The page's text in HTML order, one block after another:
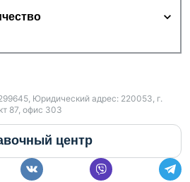
Юридический адрес: 220053, г.
87, офис 303
центр